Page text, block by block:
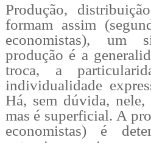
Produção,
formam assim
economistas), um
produção é a
troca, a
individualidade
Há, sem dúvida, nele,
mas é superficial. A
economistas) é